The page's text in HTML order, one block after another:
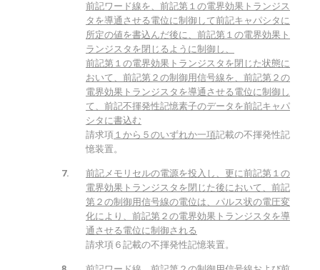
前記ワード線を、前記第１の電界効果トランジス
タを導通させる電位に制御して前記キャパシタに
所定の値を書込んだ後に、前記第１の電界効果ト
ランジスタを閉じるように制御し、
前記第１の電界効果トランジスタを閉じた状態に
おいて、前記第２の制御用信号線を、前記第２の
電界効果トランジスタを導通させる電位に制御し
て、前記不揮発性記憶素子のデータを前記キャパ
シタに書込む
請求項 １から５のいずれか一項記載の不揮発性記
憶装置。
前記メモリセルの電源を投入し、更に前記第１の
電界効果トランジスタを閉じた後において、前記
第２の制御用信号線の電位は、パルス状の電圧変
化により、前記第２の電界効果トランジスタを導
通させる電位に制御される
請求項６記載の不揮発性記憶装置。